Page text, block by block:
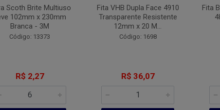
Scoth Brite Multiuso
102mm x 230mm
Branca - 3M
Código: 13373
R$ 2,27
Fita VHB Dupla Face 4910
Transparente Resistente
12mm x 20 M...
Código: 1698
R$ 36,07
Fita